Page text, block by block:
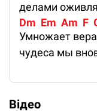
делами
Dm  Em  Am  F
Умножает
чудеса мы
Відео